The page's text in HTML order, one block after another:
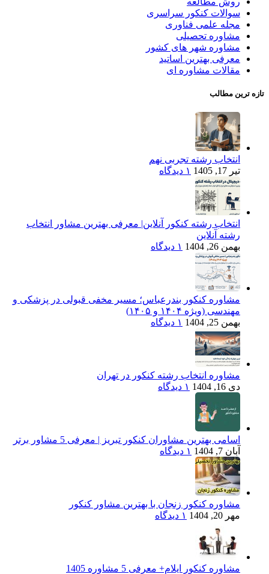
سوالات کنکور سراسری
مجله علمی فناوری
مشاوره تحصیلی
مشاوره شهر های کشور
معرفی بهترین اساتید
مقالات مشاوره ای
تازه ترین مطالب
انتخاب رشته تجربی نهم
تیر 17, 1405
۱ دیدگاه
انتخاب رشته کنکور آنلاین| معرفی بهترین مشاور انتخاب
رشته آنلاین
بهمن 26, 1404
۱ دیدگاه
مشاوره کنکور بندرعباس؛ مسیر مخفی قبولی در پزشکی و
مهندسی (ویژه ۱۴۰۴ و ۱۴۰۵)
بهمن 25, 1404
۱ دیدگاه
مشاوره انتخاب رشته کنکور در تهران
دی 16, 1404
۱ دیدگاه
اسامی بهترین مشاوران کنکور تبریز | معرفی 5 مشاور برتر
آبان 7, 1404
۱ دیدگاه
مشاوره کنکور زنجان با بهترین مشاور کنکور
مهر 20, 1404
۱ دیدگاه
مشاوره کنکور ایلام+ معرفی 5 مشاوره 1405